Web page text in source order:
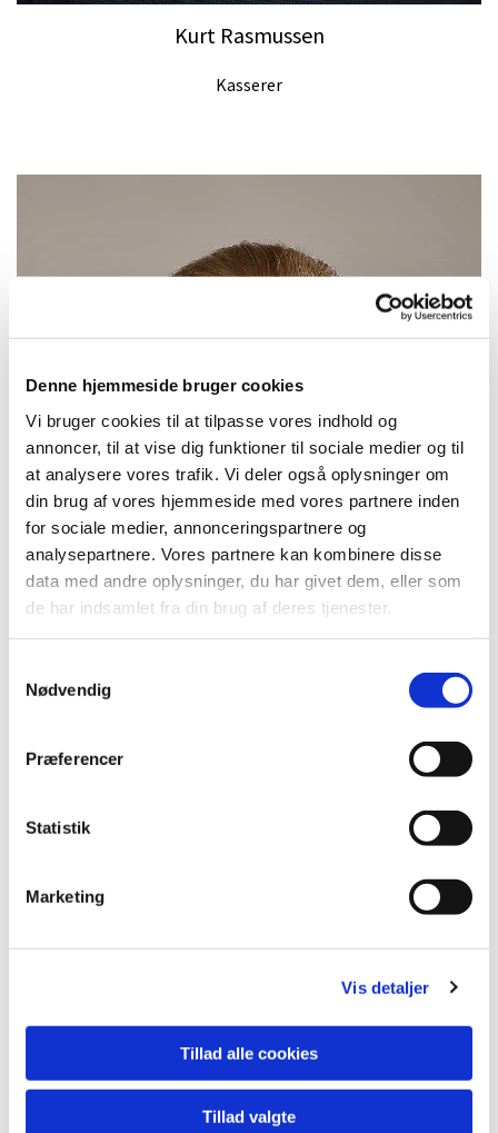
Denne hjemmeside bruger cookies
Vi bruger cookies til at tilpasse vores indhold og
annoncer, til at vise dig funktioner til sociale medier og til
at analysere vores trafik. Vi deler også oplysninger om
din brug af vores hjemmeside med vores partnere inden
for sociale medier, annonceringspartnere og
analysepartnere. Vores partnere kan kombinere disse
data med andre oplysninger, du har givet dem, eller som
de har indsamlet fra din brug af deres tjenester.
Nødvendig
Præferencer
Statistik
Marketing
Vis detaljer
Tillad alle cookies
Tillad valgte
Kurt Rasmussen
Kasserer